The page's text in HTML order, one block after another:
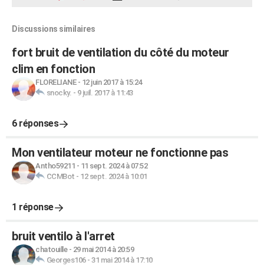
Discussions similaires
fort bruit de ventilation du côté du moteur
clim en fonction
FLORELIANE- 12 juin 2017 à 15:24
snocky. - 9 juil. 2017 à 11:43
6 réponses
Mon ventilateur moteur ne fonctionne pas
Antho59211 - 11 sept. 2024 à 07:52
CCMBot - 12 sept. 2024 à 10:01
1 réponse
bruit ventilo à l'arret
chatouille- 29 mai 2014 à 20:59
Georges106- 31 mai 2014 à 17:10